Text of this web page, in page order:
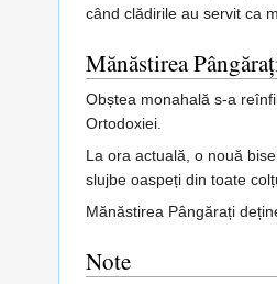
când clădirile au servit ca
Mănăstirea
Obștea monahală s-a
Ortodoxiei.
La ora actuală, o nouă
slujbe oaspeți din toate
Mănăstirea Pângărați
Note